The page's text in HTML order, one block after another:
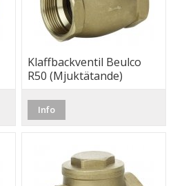
Klaffbackventil Beulco
R50 (Mjuktätande)
Info